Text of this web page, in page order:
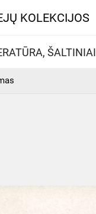
KOLEKCIJOS
ŠALTINIAI